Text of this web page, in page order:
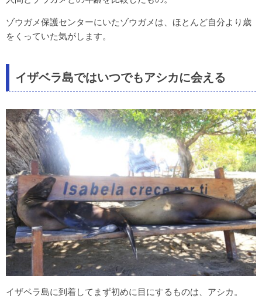
ゾウガメ保護センターにいたゾウガメは、ほとんど自分より歳
をくっていた気がします。
イザベラ島ではいつでもアシカに会える
イザベラ島に到着してまず初めに目にするものは、アシカ。